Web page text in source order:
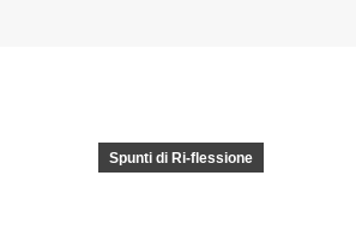
Spunti di Ri-flessione